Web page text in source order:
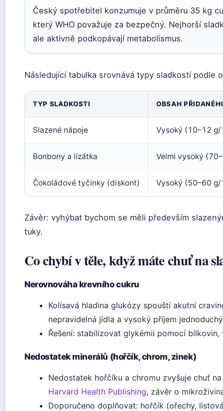
Český spotřebitel konzumuje v průměru 35 kg
který WHO považuje za bezpečný. Nejhorší
ale aktivně podkopávají metabolismus.
Následující tabulka srovnává typy sladkostí podle
TYP SLADKOSTI OBSAH
Slazené nápoje Vysoký (10–12
Bonbony a lízátka Velmi vysoký
Čokoládové tyčinky (diskont) Vysoký (50–60
Závěr: vyhýbat bychom se měli především
tuky.
Co chybí v těle, když máte chuť na
Nerovnováha krevního cukru
Kolísavá hladina glukózy spouští akutní
nepravidelná jídla a vysoký příjem
Řešení: stabilizovat glykémii pomocí
Nedostatek minerálů (hořčík, chrom, zinek)
Nedostatek hořčíku a chromu zvyšuje chuť
Harvard Health Publishing, závěr o
Doporučeno doplňovat: hořčík (ořechy,